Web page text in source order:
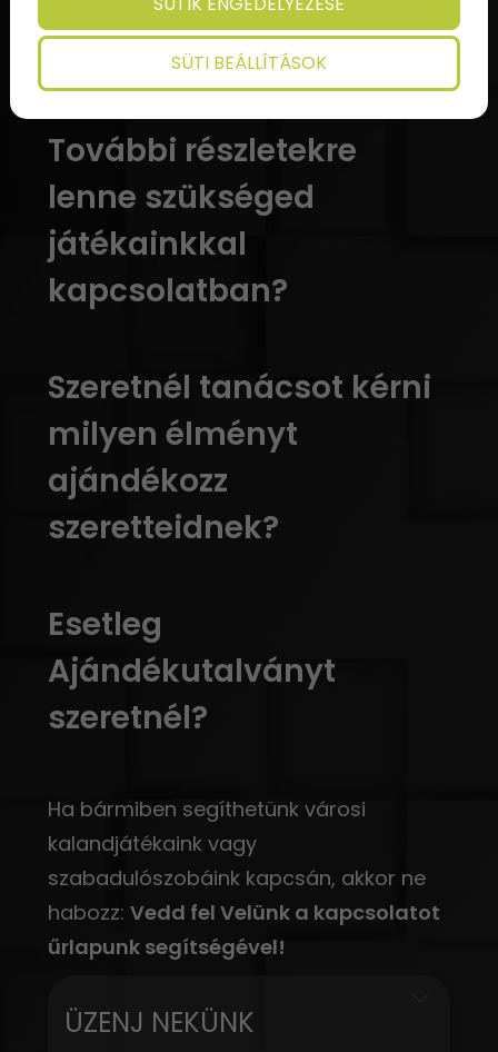
További részletekre
lenne szükséged
játékainkkal
kapcsolatban?
Szeretnél tanácsot kérni
milyen élményt
ajándékozz
szeretteidnek?
Esetleg
Ajándékutalványt
szeretnél?
Ha bármiben segíthetünk városi
kalandjátékaink vagy
szabadulószobáink kapcsán, akkor ne
habozz: Vedd fel Velünk a kapcsolatot
űrlapunk segítségével!
ÜZENJ NEKÜNK
SÜTI BEÁLLÍTÁSOK